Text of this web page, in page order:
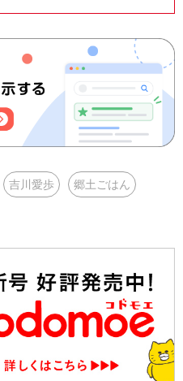
吉川愛歩 郷土ごはん